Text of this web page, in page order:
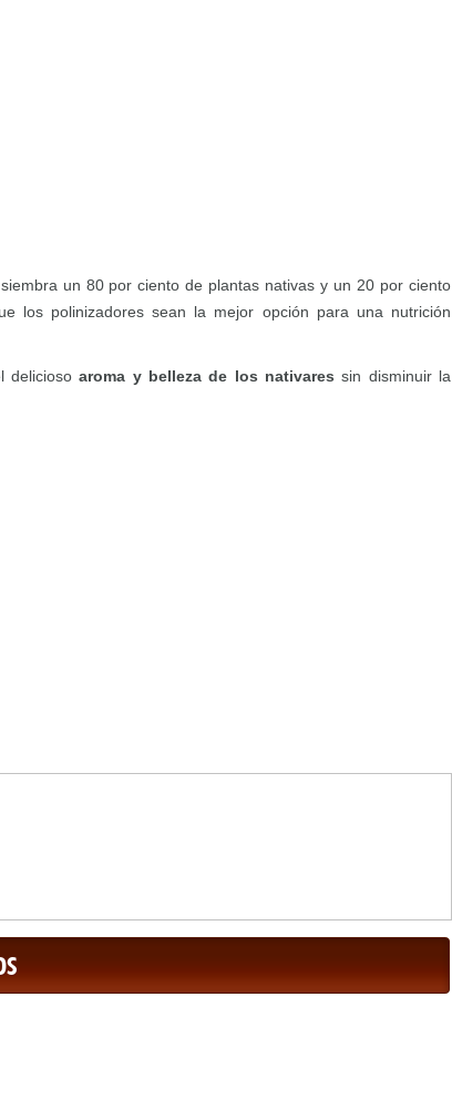
un 80 por ciento de plantas nativas y un 20 por ciento
los polinizadores sean la mejor opción para una nutrición
deliciosoaroma y belleza de los nativares sin disminuir la